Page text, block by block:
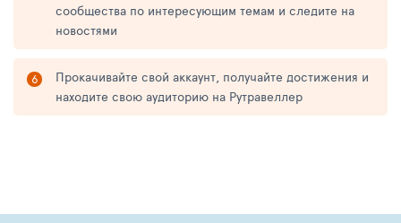
сообщества по интересующим темам и следите на
новостями
Прокачивайте свой аккаунт, получайте достижения и
находите свою аудиторию на Рутравеллер